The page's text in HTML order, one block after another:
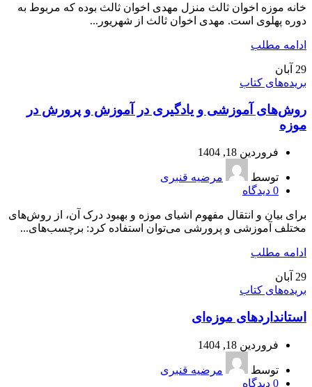
خانه موزه اخوان ثالث منزل مهدی اخوان ثالث بوده که مربوط به
دوره پهلوی است. مهدی اخوان ثالث از شهریور...
ادامه مطلب
29 آبان
بریده‌های کتاب
روش‌های آموزشی و یادگیری در آموزش و پرورش در
موزه
فروردین 18, 1404
توسط
مرضیه قنبری
0 دیدگاه
برای بیان و انتقال مفهوم اشیای موزه و بهبود درک آن، از روش‌های
مختلف آموزشی و پرورشی می‌توان استفاده کرد: برچسب‌های...
ادامه مطلب
29 آبان
بریده‌های کتاب
استانداردهای موزه‌ای
فروردین 18, 1404
توسط
مرضیه قنبری
0 دیدگاه